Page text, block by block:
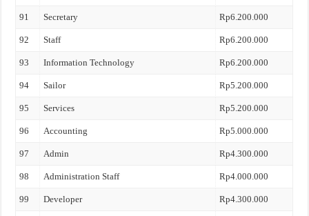
91 Secretary Rp6.200.000
92 Staff Rp6.200.000
93 Information Technology Rp6.200.000
94 Sailor Rp5.200.000
95 Services Rp5.200.000
96 Accounting Rp5.000.000
97 Admin Rp4.300.000
98 Administration Staff Rp4.000.000
99 Developer Rp4.300.000